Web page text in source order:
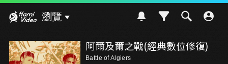
瀏覽
阿爾及爾之戰(經典數位修復)
Battle of Algiers